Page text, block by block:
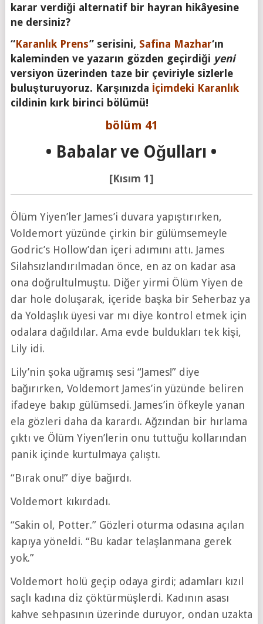
karar verdiği alternatif bir hayran hikâyesine
ne dersiniz?
“Karanlık Prens” serisini, Safina Mazhar‘ın
kaleminden ve yazarın gözden geçirdiği yeni
versiyon üzerinden taze bir çeviriyle sizlerle
buluşturuyoruz. Karşınızda İçimdeki Karanlık
cildinin kırk birinci bölümü!
bölüm 41
• Babalar ve Oğulları •
[Kısım 1]
Ölüm Yiyen’ler James’i duvara yapıştırırken,
Voldemort yüzünde çirkin bir gülümsemeyle
Godric’s Hollow’dan içeri adımını attı. James
Silahsızlandırılmadan önce, en az on kadar asa
ona doğrultulmuştu. Diğer yirmi Ölüm Yiyen de
dar hole doluşarak, içeride başka bir Seherbaz ya
da Yoldaşlık üyesi var mı diye kontrol etmek için
odalara dağıldılar. Ama evde buldukları tek kişi,
Lily idi.
Lily’nin şoka uğramış sesi “James!” diye
bağırırken, Voldemort James’in yüzünde beliren
ifadeye bakıp gülümsedi. James’in öfkeyle yanan
ela gözleri daha da karardı. Ağzından bir hırlama
çıktı ve Ölüm Yiyen’lerin onu tuttuğu kollarından
panik içinde kurtulmaya çalıştı.
“Bırak onu!” diye bağırdı.
Voldemort kıkırdadı.
“Sakin ol, Potter.” Gözleri oturma odasına açılan
kapıya yöneldi. “Bu kadar telaşlanmana gerek
yok.”
Voldemort holü geçip odaya girdi; adamları kızıl
saçlı kadına diz çöktürmüşlerdi. Kadının asası
kahve sehpasının üzerinde duruyor, ondan uzakta